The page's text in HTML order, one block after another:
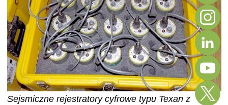
Sejsmiczne rejestratory cyfrowe typu Texan z